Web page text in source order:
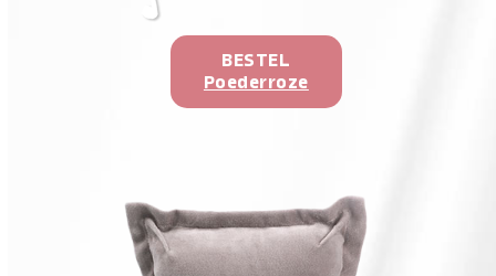
BESTEL
Poederroze